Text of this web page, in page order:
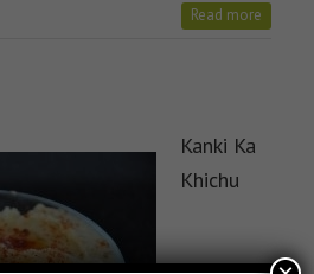
Read more
Kanki Ka
Khichu